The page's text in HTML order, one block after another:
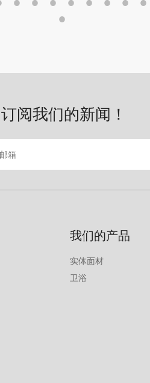
订阅我们的新闻！
我们的产品
实体面材
卫浴